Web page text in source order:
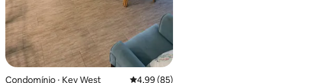
Condomínio ⋅ Key West 4,99 de uma avaliação média de 5, 85
4,99 (85)